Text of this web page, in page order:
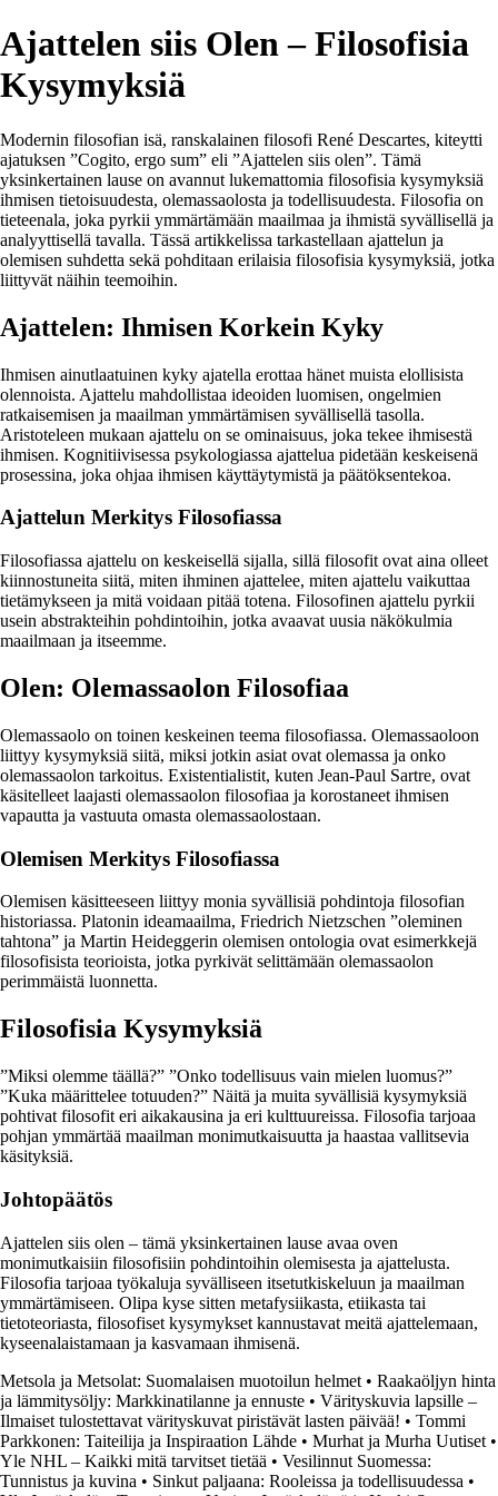
Ajattelen siis Olen – Filosofisia
Kysymyksiä
Modernin filosofian isä, ranskalainen filosofi René Descartes, kiteytti
ajatuksen ”Cogito, ergo sum” eli ”Ajattelen siis olen”. Tämä
yksinkertainen lause on avannut lukemattomia filosofisia kysymyksiä
ihmisen tietoisuudesta, olemassaolosta ja todellisuudesta. Filosofia on
tieteenala, joka pyrkii ymmärtämään maailmaa ja ihmistä syvällisellä ja
analyyttisellä tavalla. Tässä artikkelissa tarkastellaan ajattelun ja
olemisen suhdetta sekä pohditaan erilaisia filosofisia kysymyksiä, jotka
liittyvät näihin teemoihin.
Ajattelen: Ihmisen Korkein Kyky
Ihmisen ainutlaatuinen kyky ajatella erottaa hänet muista elollisista
olennoista. Ajattelu mahdollistaa ideoiden luomisen, ongelmien
ratkaisemisen ja maailman ymmärtämisen syvällisellä tasolla.
Aristoteleen mukaan ajattelu on se ominaisuus, joka tekee ihmisestä
ihmisen. Kognitiivisessa psykologiassa ajattelua pidetään keskeisenä
prosessina, joka ohjaa ihmisen käyttäytymistä ja päätöksentekoa.
Ajattelun Merkitys Filosofiassa
Filosofiassa ajattelu on keskeisellä sijalla, sillä filosofit ovat aina olleet
kiinnostuneita siitä, miten ihminen ajattelee, miten ajattelu vaikuttaa
tietämykseen ja mitä voidaan pitää totena. Filosofinen ajattelu pyrkii
usein abstrakteihin pohdintoihin, jotka avaavat uusia näkökulmia
maailmaan ja itseemme.
Olen: Olemassaolon Filosofiaa
Olemassaolo on toinen keskeinen teema filosofiassa. Olemassaoloon
liittyy kysymyksiä siitä, miksi jotkin asiat ovat olemassa ja onko
olemassaolon tarkoitus. Existentialistit, kuten Jean-Paul Sartre, ovat
käsitelleet laajasti olemassaolon filosofiaa ja korostaneet ihmisen
vapautta ja vastuuta omasta olemassaolostaan.
Olemisen Merkitys Filosofiassa
Olemisen käsitteeseen liittyy monia syvällisiä pohdintoja filosofian
historiassa. Platonin ideamaailma, Friedrich Nietzschen ”oleminen
tahtona” ja Martin Heideggerin olemisen ontologia ovat esimerkkejä
filosofisista teorioista, jotka pyrkivät selittämään olemassaolon
perimmäistä luonnetta.
Filosofisia Kysymyksiä
”Miksi olemme täällä?” ”Onko todellisuus vain mielen luomus?”
”Kuka määrittelee totuuden?” Näitä ja muita syvällisiä kysymyksiä
pohtivat filosofit eri aikakausina ja eri kulttuureissa. Filosofia tarjoaa
pohjan ymmärtää maailman monimutkaisuutta ja haastaa vallitsevia
käsityksiä.
Johtopäätös
Ajattelen siis olen – tämä yksinkertainen lause avaa oven
monimutkaisiin filosofisiin pohdintoihin olemisesta ja ajattelusta.
Filosofia tarjoaa työkaluja syvälliseen itsetutkiskeluun ja maailman
ymmärtämiseen. Olipa kyse sitten metafysiikasta, etiikasta tai
tietoteoriasta, filosofiset kysymykset kannustavat meitä ajattelemaan,
kyseenalaistamaan ja kasvamaan ihmisenä.
Metsola ja Metsolat: Suomalaisen muotoilun helmet • Raakaöljyn hinta
ja lämmitysöljy: Markkinatilanne ja ennuste • Värityskuvia lapsille –
Ilmaiset tulostettavat värityskuvat piristävät lasten päivää! • Tommi
Parkkonen: Taiteilija ja Inspiraation Lähde • Murhat ja Murha Uutiset •
Yle NHL – Kaikki mitä tarvitset tietää • Vesilinnut Suomessa:
Tunnistus ja kuvina • Sinkut paljaana: Rooleissa ja todellisuudessa •